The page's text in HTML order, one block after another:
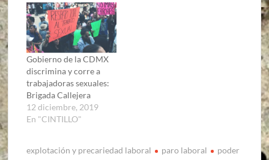
Gobierno de la CDMX
discrimina y corre a
trabajadoras sexuales:
Brigada Callejera
12 diciembre, 2019
En "CINTILLO"
explotación y precariedad laboral paro laboral
poder